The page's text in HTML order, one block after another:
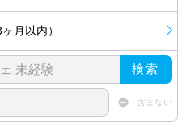
月以内）
検索
含まない